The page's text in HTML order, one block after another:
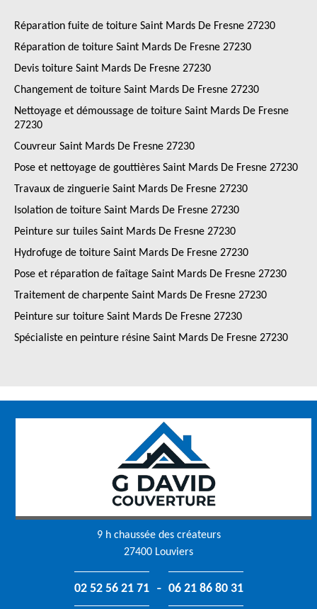
Réparation fuite de toiture Saint Mards De Fresne 27230
Réparation de toiture Saint Mards De Fresne 27230
Devis toiture Saint Mards De Fresne 27230
Changement de toiture Saint Mards De Fresne 27230
Nettoyage et démoussage de toiture Saint Mards De Fresne
27230
Couvreur Saint Mards De Fresne 27230
Pose et nettoyage de gouttières Saint Mards De Fresne 27230
Travaux de zinguerie Saint Mards De Fresne 27230
Isolation de toiture Saint Mards De Fresne 27230
Peinture sur tuiles Saint Mards De Fresne 27230
Hydrofuge de toiture Saint Mards De Fresne 27230
Pose et réparation de faîtage Saint Mards De Fresne 27230
Traitement de charpente Saint Mards De Fresne 27230
Peinture sur toiture Saint Mards De Fresne 27230
Spécialiste en peinture résine Saint Mards De Fresne 27230
9 h chaussée des créateurs
27400 Louviers
02 52 56 21 71 - 06 21 86 80 31